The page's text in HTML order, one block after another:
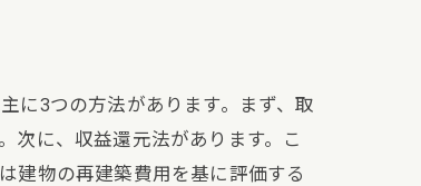
に3つの方法があります。まず、取
次に、収益還元法があります。こ
建物の再建築費用を基に評価する